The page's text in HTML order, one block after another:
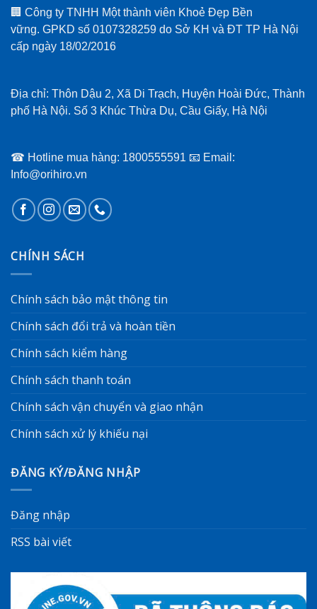
🏢 Công ty TNHH Một thành viên Khoẻ Đẹp Bền
vững. GPKD số 0107328259 do Sở KH và ĐT TP Hà Nội
cấp ngày 18/02/2016
Địa chỉ: Thôn Dậu 2, Xã Di Trạch, Huyện Hoài Đức, Thành
phố Hà Nội. Số 3 Khúc Thừa Dụ, Cầu Giấy, Hà Nội
☎ Hotline mua hàng: 1800555591 📧 Email:
Info@orihiro.vn
CHÍNH SÁCH
Chính sách bảo mật thông tin
Chính sách đổi trả và hoàn tiền
Chính sách kiểm hàng
Chính sách thanh toán
Chính sách vận chuyển và giao nhận
Chính sách xử lý khiếu nại
ĐĂNG KÝ/ĐĂNG NHẬP
Đăng nhập
RSS bài viết